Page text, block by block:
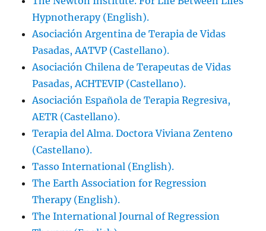
Hypnotherapy (English).
Asociación Argentina de Terapia de Vidas
Pasadas, AATVP (Castellano).
Asociación Chilena de Terapeutas de Vidas
Pasadas, ACHTEVIP (Castellano).
Asociación Española de Terapia Regresiva,
AETR (Castellano).
Terapia del Alma. Doctora Viviana Zenteno
(Castellano).
Tasso International (English).
The Earth Association for Regression
Therapy (English).
The International Journal of Regression